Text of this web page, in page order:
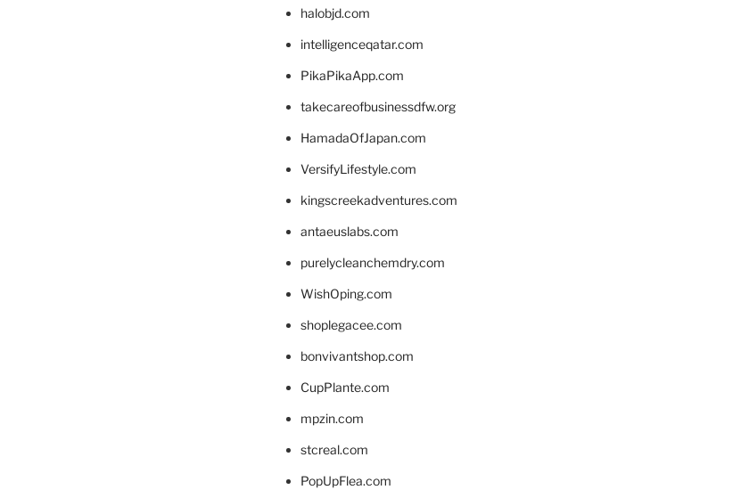
halobjd.com
intelligenceqatar.com
PikaPikaApp.com
takecareofbusinessdfw.org
HamadaOfJapan.com
VersifyLifestyle.com
kingscreekadventures.com
antaeuslabs.com
purelycleanchemdry.com
WishOping.com
shoplegacee.com
bonvivantshop.com
CupPlante.com
mpzin.com
stcreal.com
PopUpFlea.com